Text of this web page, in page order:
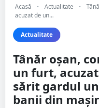
Acasă • Actualitate •
acuzat de un...
Actualitate
Tânăr oșan,
un furt,
sărit gardul
banii din